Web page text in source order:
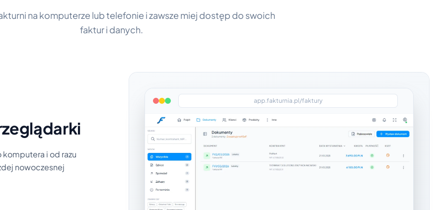
na komputerze lub telefonie i zawsze miej dostęp do swoich
faktur i danych.
i od razu
nowoczesnej
app.fakturnia.pl/faktury